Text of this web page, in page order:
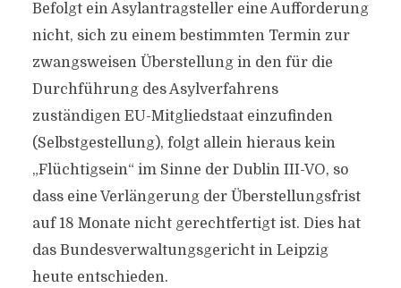
Befolgt ein Asylantragsteller eine Aufforderung
nicht, sich zu einem bestimmten Termin zur
zwangsweisen Überstellung in den für die
Durchführung des Asylverfahrens
zuständigen EU-Mitgliedstaat einzufinden
(Selbstgestellung), folgt allein hieraus kein
„Flüchtigsein“ im Sinne der Dublin III-VO, so
dass eine Verlängerung der Überstellungsfrist
auf 18 Monate nicht gerechtfertigt ist. Dies hat
das Bundesverwaltungsgericht in Leipzig
heute entschieden.